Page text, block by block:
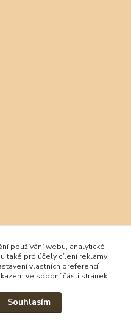
používání webu, analytické
také pro účely cílení reklamy
vlastních preferencí
ve spodní části stránek.
Souhlasím